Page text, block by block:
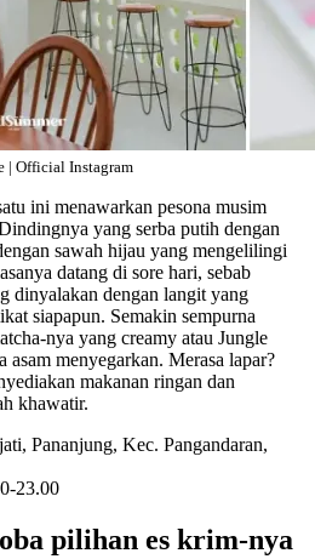
| Official Instagram
ini menawarkan pesona musim
yang serba putih dengan
sawah hijau yang mengelilingi
datang di sore hari, sebab
dinyalakan dengan langit yang
siapapun. Semakin sempurna
nya yang creamy atau Jungle
asam menyegarkan. Merasa lapar?
makanan ringan dan
khawatir.
Pananjung, Kec. Pangandaran,
23.00
pilihan es krim-nya